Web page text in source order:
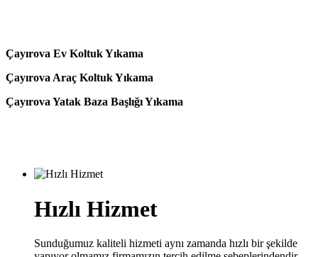
Çayırova Ev Koltuk Yıkama
Çayırova Araç Koltuk Yıkama
Çayırova Yatak Baza Başlığı Yıkama
Hızlı Hizmet
Sunduğumuz kaliteli hizmeti aynı zamanda hızlı bir şekilde